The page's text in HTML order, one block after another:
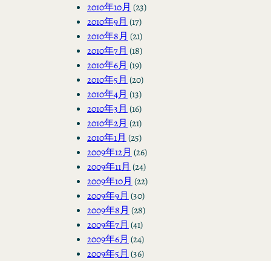
2010年10月 (23)
2010年9月 (17)
2010年8月 (21)
2010年7月 (18)
2010年6月 (19)
2010年5月 (20)
2010年4月 (13)
2010年3月 (16)
2010年2月 (21)
2010年1月 (25)
2009年12月 (26)
2009年11月 (24)
2009年10月 (22)
2009年9月 (30)
2009年8月 (28)
2009年7月 (41)
2009年6月 (24)
2009年5月 (36)